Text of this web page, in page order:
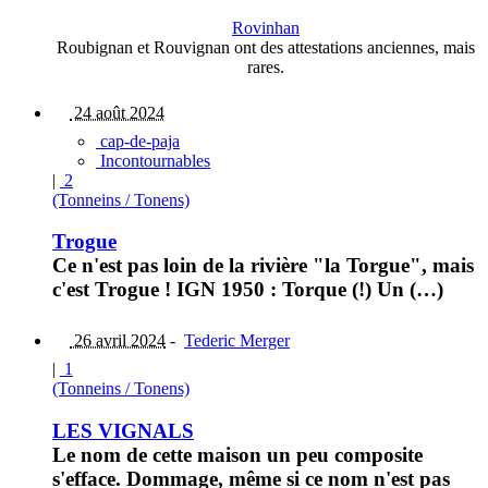
Rovinhan
Roubignan et Rouvignan ont des attestations anciennes, mais
rares.
24 août 2024
cap-de-paja
Incontournables
| 2
(Tonneins / Tonens)
Trogue
Ce n'est pas loin de la rivière "la Torgue", mais
c'est Trogue ! IGN 1950 : Torque (!) Un (…)
26 avril 2024 - Tederic Merger
| 1
(Tonneins / Tonens)
LES VIGNALS
Le nom de cette maison un peu composite
s'efface. Dommage, même si ce nom n'est pas